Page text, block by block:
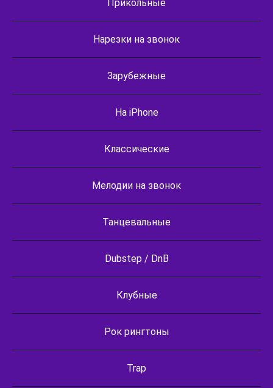
Прикольные
Нарезки на звонок
Зарубежные
На iPhone
Классические
Мелодии на звонок
Танцевальные
Dubstep / DnB
Клубные
Рок рингтоны
Trap